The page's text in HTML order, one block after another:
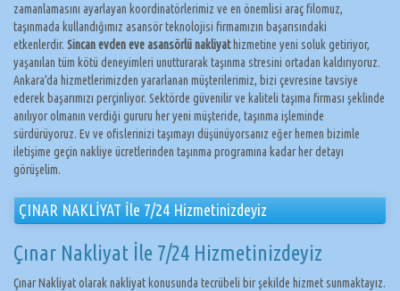
zamanlamasını ayarlayan koordinatörlerimiz ve en önemlisi araç filomuz,
taşınmada kullandığımız asansör teknolojisi firmamızın başarısındaki
etkenlerdir. Sincan evden eve asansörlü nakliyathizmetine yeni soluk getiriyor,
yaşanılan tüm kötü deneyimleri unutturarak taşınma stresini ortadan kaldırıyoruz.
Ankara’da hizmetlerimizden yararlanan müşterilerimiz, bizi çevresine tavsiye
ederek başarımızı perçinliyor. Sektörde güvenilir ve kaliteli taşıma firması şeklinde
anılıyor olmanın verdiği gururu her yeni müşteride, taşınma işleminde
sürdürüyoruz. Ev ve ofislerinizi taşımayı düşünüyorsanız eğer hemen bizimle
iletişime geçin nakliye ücretlerinden taşınma programına kadar her detayı
görüşelim.
ÇINAR NAKLİYAT İle 7/24 Hizmetinizdeyiz
Çınar Nakliyat İle 7/24 Hizmetinizdeyiz
Çınar Nakliyat olarak nakliyat konusunda tecrübeli bir şekilde hizmet sunmaktayız.